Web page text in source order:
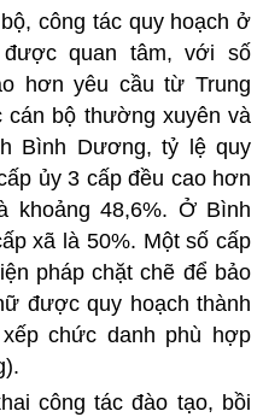
công tác quy hoạch ở
quan tâm, với số
hơn yêu cầu từ Trung
cán bộ thường xuyên và
Bình Dương, tỷ lệ quy
ủy 3 cấp đều cao hơn
khoảng 48,6%. Ở Bình
xã là 50%. Một số cấp
pháp chặt chẽ để bảo
được quy hoạch thành
chức danh phù hợp
công tác đào tạo, bồi